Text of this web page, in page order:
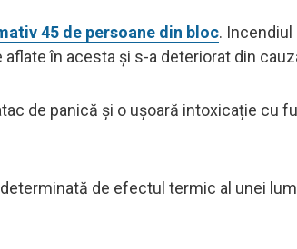
45 de persoane din bloc.
în acesta și s-a deteriorat din
de panică și o ușoară intoxicație cu
de efectul termic al unei